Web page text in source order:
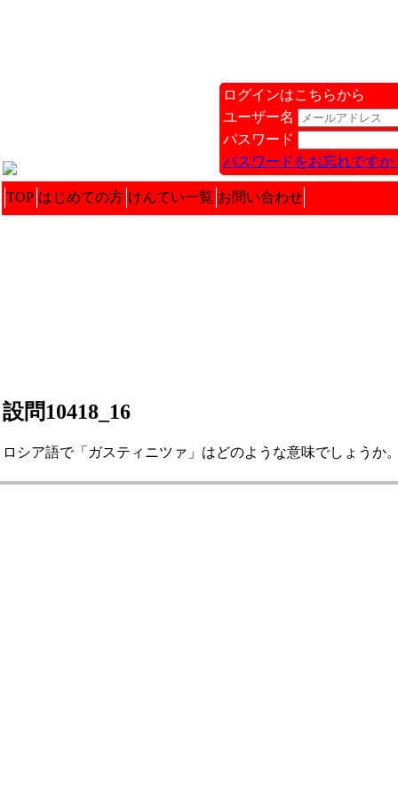
ログインはこちらから
ユーザー名
パスワード
パスワードをお忘れですか
TOP はじめての方 けんてい一覧 お問い合わせ
設問10418_16
ロシア語で「ガスティニツァ」はどのような意味でしょうか